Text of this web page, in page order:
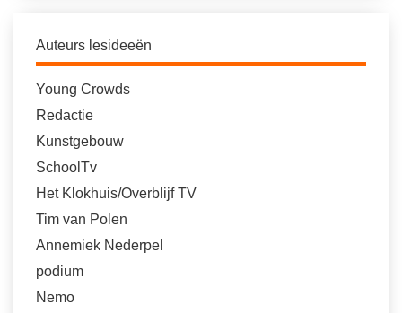
Auteurs lesideeën
Young Crowds
Redactie
Kunstgebouw
SchoolTv
Het Klokhuis/Overblijf TV
Tim van Polen
Annemiek Nederpel
podium
Nemo